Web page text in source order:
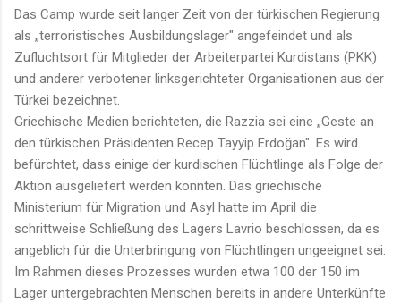
Das Camp wurde seit langer Zeit von der türkischen Regierung
als „terroristisches Ausbildungslager" angefeindet und als
Zufluchtsort für Mitglieder der Arbeiterpartei Kurdistans (PKK)
und anderer verbotener linksgerichteter Organisationen aus der
Türkei bezeichnet.
Griechische Medien berichteten, die Razzia sei eine „Geste an
den türkischen Präsidenten Recep Tayyip Erdoğan". Es wird
befürchtet, dass einige der kurdischen Flüchtlinge als Folge der
Aktion ausgeliefert werden könnten. Das griechische
Ministerium für Migration und Asyl hatte im April die
schrittweise Schließung des Lagers Lavrio beschlossen, da es
angeblich für die Unterbringung von Flüchtlingen ungeeignet sei.
Im Rahmen dieses Prozesses wurden etwa 100 der 150 im
Lager untergebrachten Menschen bereits in andere Unterkünfte